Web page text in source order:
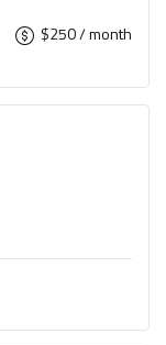
$250/ month